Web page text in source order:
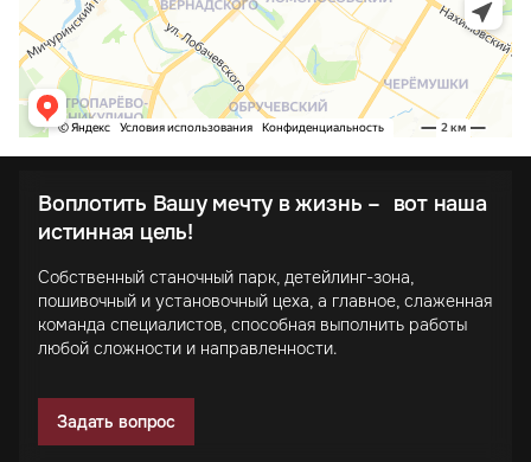
Воплотить Вашу мечту в жизнь – вот наша
истинная цель!
Собственный станочный парк, детейлинг-зона,
пошивочный и установочный цеха, а главное, слаженная
команда специалистов, способная выполнить работы
любой сложности и направленности.
Задать вопрос